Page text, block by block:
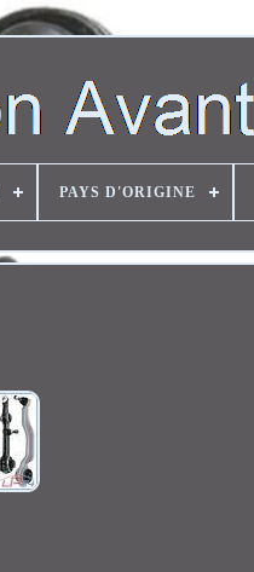
PAYS D'ORIGINE